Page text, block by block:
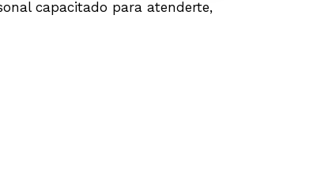
capacitado para atenderte,